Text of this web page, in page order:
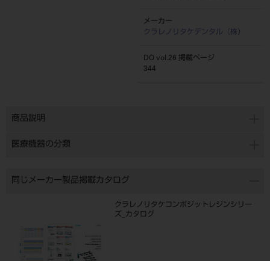
メーカー
クラレノリタケデンタル（株）
DO vol.26 掲載ページ
344
商品説明
医療機器の分類
同じメーカー製品掲載カタログ
クラレノリタケコンポジットレジンシリー
ズ_カタログ